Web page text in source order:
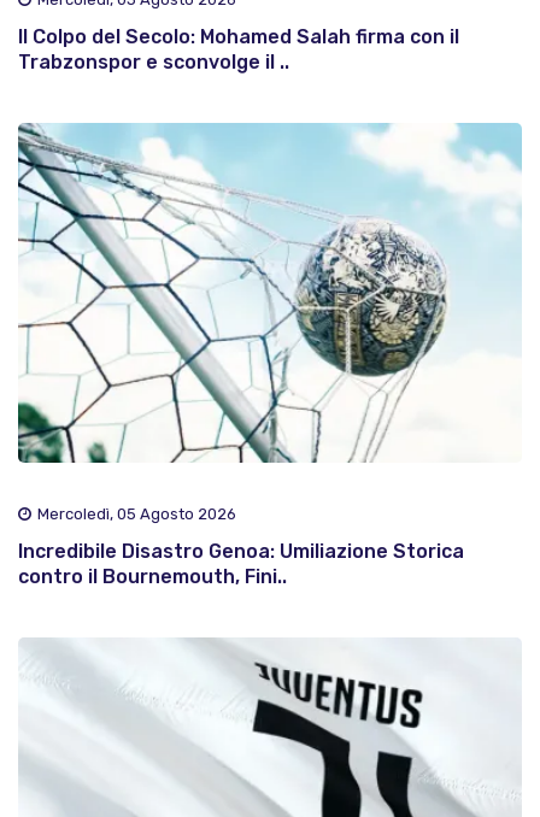
Il Colpo del Secolo: Mohamed Salah firma con il
Trabzonspor e sconvolge il ..
Mercoledì, 05 Agosto 2026
Incredibile Disastro Genoa: Umiliazione Storica
contro il Bournemouth, Fini..